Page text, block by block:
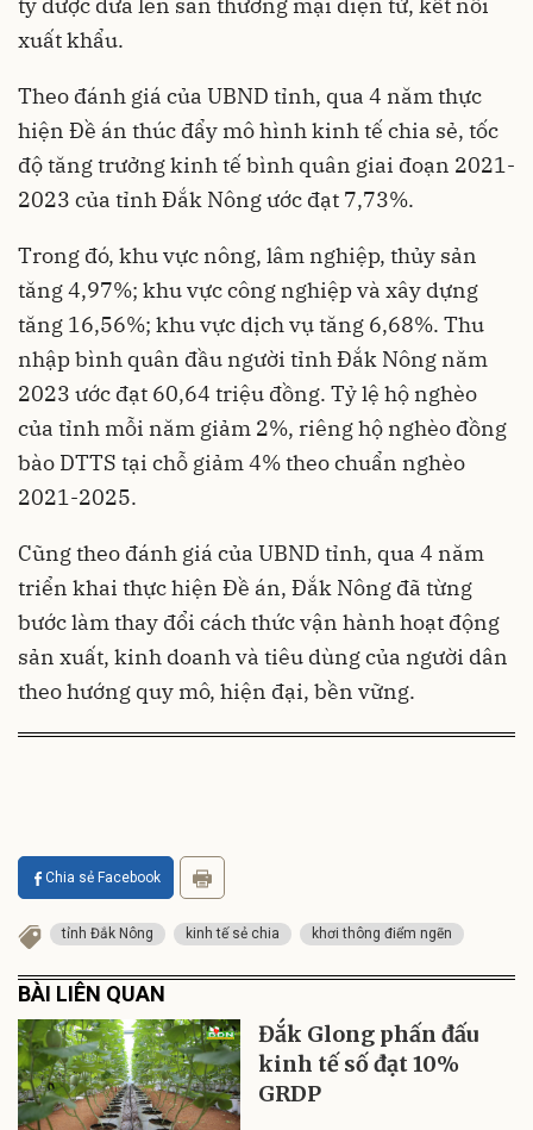
ty được đưa lên sàn thương mại điện tử, kết nối
xuất khẩu.
Theo đánh giá của UBND tỉnh, qua 4 năm thực
hiện Đề án thúc đẩy mô hình kinh tế chia sẻ, tốc
độ tăng trưởng kinh tế bình quân giai đoạn 2021-
2023 của tỉnh Đắk Nông ước đạt 7,73%.
Trong đó, khu vực nông, lâm nghiệp, thủy sản
tăng 4,97%; khu vực công nghiệp và xây dựng
tăng 16,56%; khu vực dịch vụ tăng 6,68%. Thu
nhập bình quân đầu ng­ười tỉnh Đắk Nông năm
2023 ước đạt 60,64 triệu đồng. Tỷ lệ hộ nghèo
của tỉnh mỗi năm giảm 2%, riêng hộ nghèo đồng
bào DTTS tại chỗ giảm 4% theo chuẩn nghèo
2021-2025.
Cũng theo đánh giá của UBND tỉnh, qua 4 năm
triển khai thực hiện Đề án, Đắk Nông đã từng
bước làm thay đổi cách thức vận hành hoạt động
sản xuất, kinh doanh và tiêu dùng của người dân
theo hướng quy mô, hiện đại, bền vững.
Chia sẻ Facebook
tỉnh Đắk Nông kinh tế sẻ chia khơi thông điểm ngẽn
BÀI LIÊN QUAN
Đắk Glong phấn đấu
kinh tế số đạt 10%
GRDP